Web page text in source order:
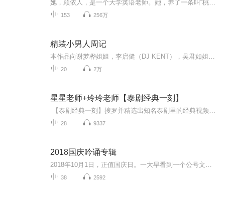
153 256万
精装小男人周记
20 2万
星星老师+玲玲老师【泰剧经典一刻】
28 9337
2018国庆吟诵专辑
38 2592